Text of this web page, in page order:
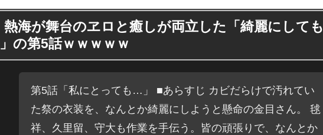
熱海が舞台のヱロと癒しが両立した「綺麗にしても
の第5話ｗｗｗｗｗ
第5話「私にとっても…」 ■あらすじ カビだらけで汚れてい
た祭の衣装を、なんとか綺麗にしようと懸命の金目さん。 毬
祥、久里留、守大も作業を手伝う。皆の頑張りで、なんとか